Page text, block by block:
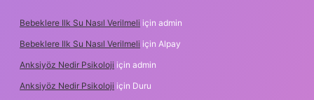
Bebeklere Ilk Su Nasıl Verilmeli için admin
Bebeklere Ilk Su Nasıl Verilmeli için Alpay
Anksiyöz Nedir Psikoloji için admin
Anksiyöz Nedir Psikoloji için Duru